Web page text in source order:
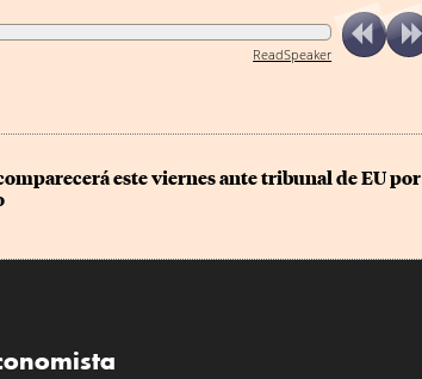
ReadSpeaker
este viernes ante tribunal de EU por